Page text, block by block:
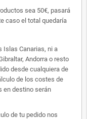
sea 50€, pasará
caso el total quedaría
Islas Canarias, ni a
Andorra o resto
desde cualquiera de
de los costes de
en destino serán
de tu pedido nos